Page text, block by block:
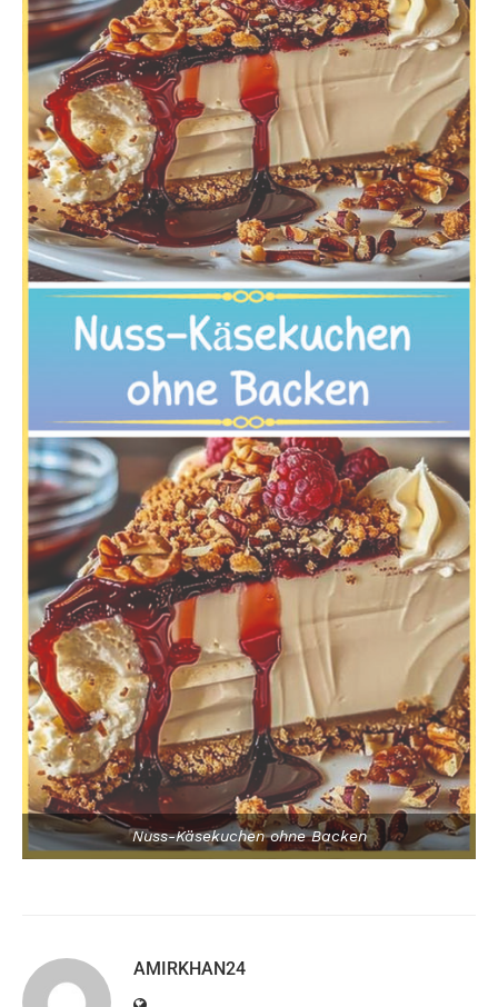
Nuss-Käsekuchen ohne Backen
AMIRKHAN24